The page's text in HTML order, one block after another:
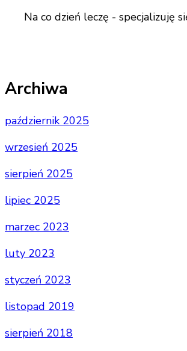
Na co dzień leczę - specjalizuję
Archiwa
październik 2025
wrzesień 2025
sierpień 2025
lipiec 2025
marzec 2023
luty 2023
styczeń 2023
listopad 2019
sierpień 2018